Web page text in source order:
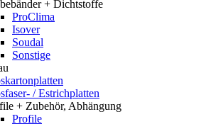
+ Dichtstoffe
ProClima
Isover
Soudal
Sonstige
/ Estrichplatten
+ Zubehör, Abhängung
Profile